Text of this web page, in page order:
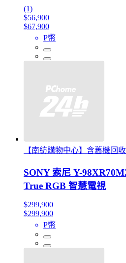
(1)
$56,900
$67,900
P幣
【南紡購物中心】含舊機回
SONY 索尼 Y-
True RGB 智慧電視
$299,900
$299,900
P幣